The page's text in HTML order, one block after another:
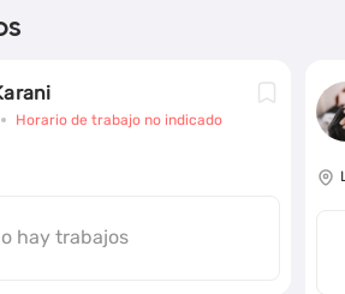
Horario de trabajo no indicado
hay trabajos